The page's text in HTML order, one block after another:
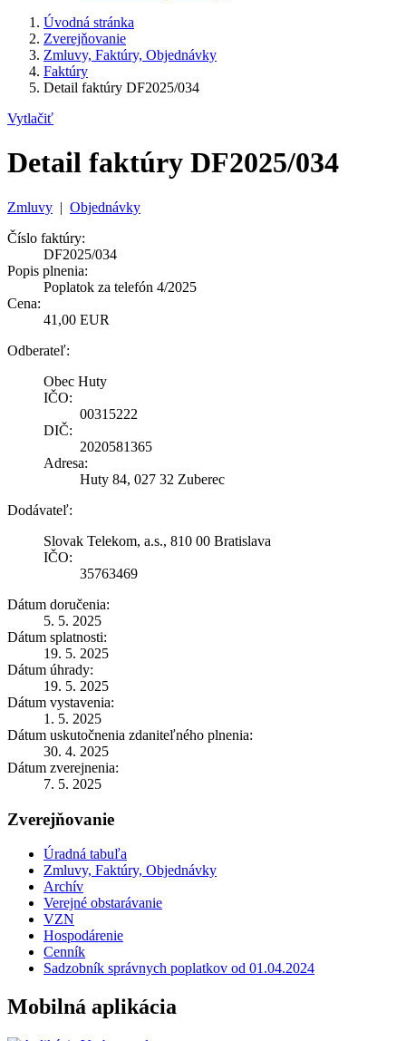
Úvodná stránka
Zverejňovanie
Zmluvy, Faktúry, Objednávky
Faktúry
Detail faktúry DF2025/034
Vytlačiť
Detail faktúry DF2025/034
Zmluvy | Objednávky
Číslo faktúry:
DF2025/034
Popis plnenia:
Poplatok za telefón 4/2025
Cena:
41,00 EUR
Odberateľ:
Obec Huty
IČO:
00315222
DIČ:
2020581365
Adresa:
Huty 84, 027 32 Zuberec
Dodávateľ:
Slovak Telekom, a.s., 810 00 Bratislava
IČO:
35763469
Dátum doručenia:
5. 5. 2025
Dátum splatnosti:
19. 5. 2025
Dátum úhrady:
19. 5. 2025
Dátum vystavenia:
1. 5. 2025
Dátum uskutočnenia zdaniteľného plnenia:
30. 4. 2025
Dátum zverejnenia:
7. 5. 2025
Zverejňovanie
Úradná tabuľa
Zmluvy, Faktúry, Objednávky
Archív
Verejné obstarávanie
VZN
Hospodárenie
Cenník
Sadzobník správnych poplatkov od 01.04.2024
Mobilná aplikácia